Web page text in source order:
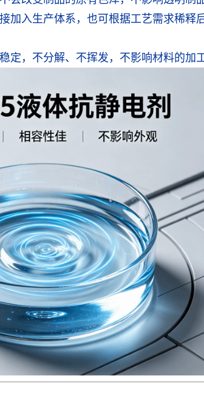
加入生产体系，也可根据工艺需求稀
定，不分解、不挥发，不影响材料的加